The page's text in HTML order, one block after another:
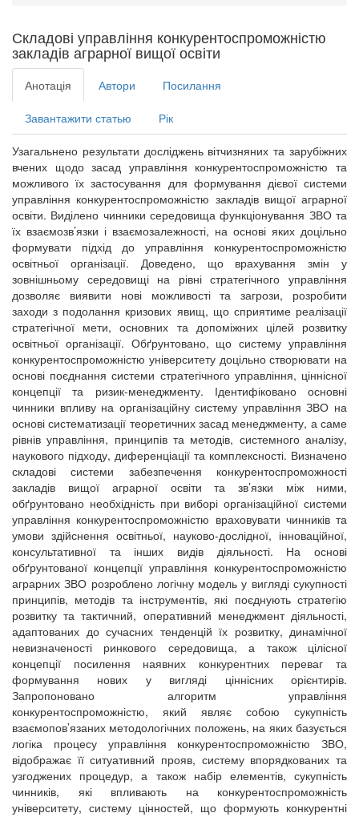
тут
Складові управління конкурентоспроможністю
закладів аграрної вищої освіти
Анотація Автори Посилання
Завантажити статью Рік
Узагальнено результати досліджень вітчизняних та зарубіжних
вчених щодо засад управління конкурентоспроможністю та
можливого їх застосування для формування дієвої системи
управління конкурентоспроможністю закладів вищої аграрної
освіти. Виділено чинники середовища функціонування ЗВО та
їх взаємозв’язки і взаємозалежності, на основі яких доцільно
формувати підхід до управління конкурентоспроможністю
освітньої організації. Доведено, що врахування змін у
зовнішньому середовищі на рівні стратегічного управління
дозволяє виявити нові можливості та загрози, розробити
заходи з подолання кризових явищ, що сприятиме реалізації
стратегічної мети, основних та допоміжних цілей розвитку
освітньої організації. Обґрунтовано, що систему управління
конкурентоспроможністю університету доцільно створювати на
основі поєднання системи стратегічного управління, ціннісної
концепції та ризик-менеджменту. Ідентифіковано основні
чинники впливу на організаційну систему управління ЗВО на
основі систематизації теоретичних засад менеджменту, а саме
рівнів управління, принципів та методів, системного аналізу,
наукового підходу, диференціації та комплексності. Визначено
складові системи забезпечення конкурентоспроможності
закладів вищої аграрної освіти та зв’язки між ними,
обґрунтовано необхідність при виборі організаційної системи
управління конкурентоспроможністю враховувати чинників та
умови здійснення освітньої, науково-дослідної, інноваційної,
консультативної та інших видів діяльності. На основі
обґрунтованої концепції управління конкурентоспроможністю
аграрних ЗВО розроблено логічну модель у вигляді сукупності
принципів, методів та інструментів, які поєднують стратегію
розвитку та тактичний, оперативний менеджмент діяльності,
адаптованих до сучасних тенденцій їх розвитку, динамічної
невизначеності ринкового середовища, а також цілісної
концепції посилення наявних конкурентних переваг та
формування нових у вигляді ціннісних орієнтирів.
Запропоновано алгоритм управління
конкурентоспроможністю, який являє собою сукупність
взаємопов’язаних методологічних положень, на яких базується
логіка процесу управління конкурентоспроможністю ЗВО,
відображає її ситуативний прояв, систему впорядкованих та
узгоджених процедур, а також набір елементів, сукупність
чинників, які впливають на конкурентоспроможність
університету, систему цінностей, що формують конкурентні